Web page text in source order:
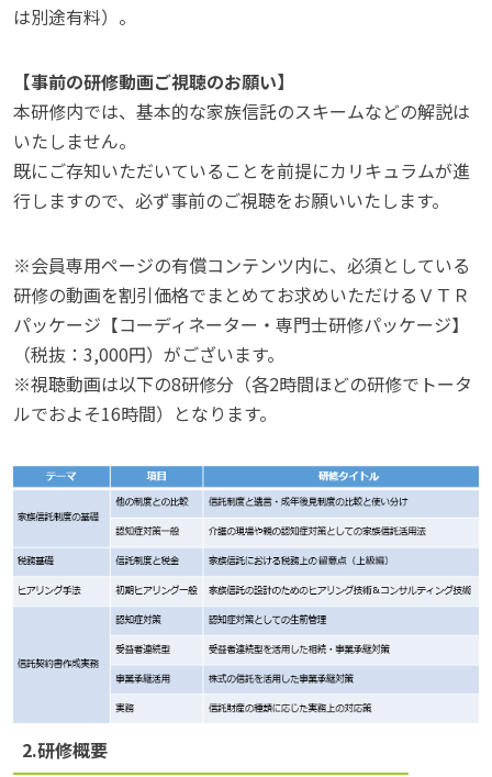
は別途有料）。
【事前の研修動画ご視聴のお願い】
本研修内では、基本的な家族信託のスキームなどの解説は
いたしません。
既にご存知いただいていることを前提にカリキュラムが進
行しますので、必ず事前のご視聴をお願いいたします。
※会員専用ページの有償コンテンツ内に、必須としている
研修の動画を割引価格でまとめてお求めいただけるＶＴＲ
パッケージ【コーディネーター・専門士研修パッケージ】
（税抜：3,000円）がございます。
※視聴動画は以下の8研修分（各2時間ほどの研修でトータ
ルでおよそ16時間）となります。
2.研修概要